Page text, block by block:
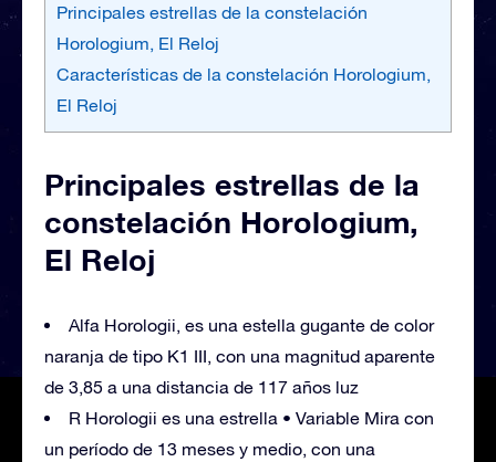
Principales estrellas de la constelación
Horologium, El Reloj
Características de la constelación Horologium,
El Reloj
Principales estrellas de la
constelación Horologium,
El Reloj
Alfa Horologii, es una estella gugante de color
naranja de tipo K1 III, con una magnitud aparente
de 3,85 a una distancia de 117 años luz
R Horologii es una estrella • Variable Mira con
un período de 13 meses y medio, con una